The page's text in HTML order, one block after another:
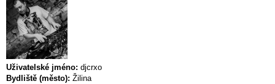
Uživatelské jméno: djcrxo
Bydliště (město): Žilina